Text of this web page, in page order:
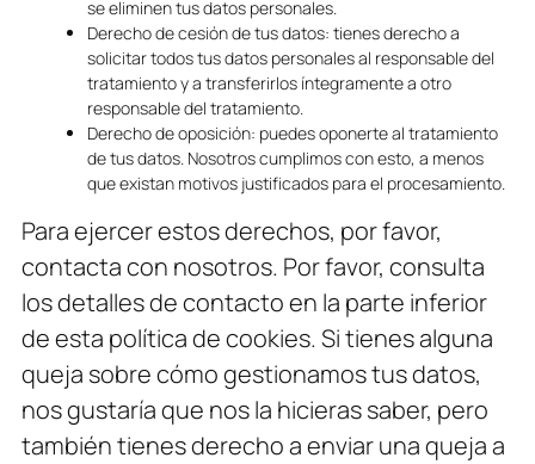
se eliminen tus datos personales.
Derecho de cesión de tus datos: tienes derecho a
solicitar todos tus datos personales al responsable del
tratamiento y a transferirlos íntegramente a otro
responsable del tratamiento.
Derecho de oposición: puedes oponerte al tratamiento
de tus datos. Nosotros cumplimos con esto, a menos
que existan motivos justificados para el procesamiento.
Para ejercer estos derechos, por favor,
contacta con nosotros. Por favor, consulta
los detalles de contacto en la parte inferior
de esta política de cookies. Si tienes alguna
queja sobre cómo gestionamos tus datos,
nos gustaría que nos la hicieras saber, pero
también tienes derecho a enviar una queja a